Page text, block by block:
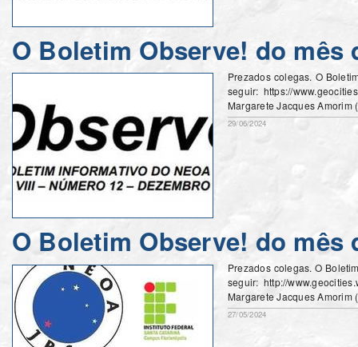
O Boletim Observe! do mês
Prezados colegas. O
seguir: https://
Margarete Jacques Amorim
29/06/2024
O Boletim Observe! do mês
Prezados colegas. O
seguir: http://
Margarete Jacques Amorim
27/05/2024